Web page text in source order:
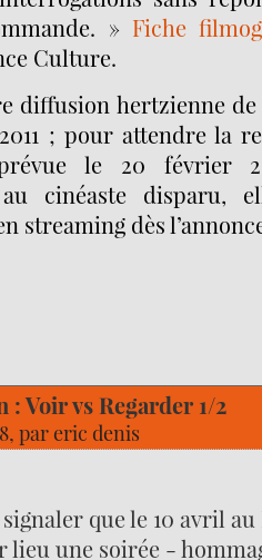
» Fiche
Culture.
diffusion hertzienne
; pour attendre la
le 20 février
au cinéaste disparu,
streaming dès
: Voir vs Regarder 1/2
pareric denis
que le 10 avril
lieu une soirée -